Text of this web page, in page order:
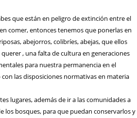
que están en peligro de extinción entre el
comer, entonces tenemos que ponerlas en
abejorros, colibríes, abejas, que ellos
, una falta de cultura en generaciones
para nuestra permanencia en el
las disposiciones normativas en materia
lugares, además de ir a las comunidades a
los bosques, para que puedan conservarlos y